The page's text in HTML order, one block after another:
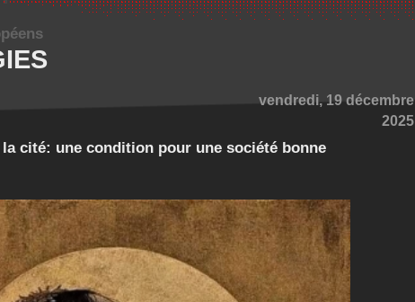
vendredi, 19 décembre
2025
cité: une condition pour une société bonne